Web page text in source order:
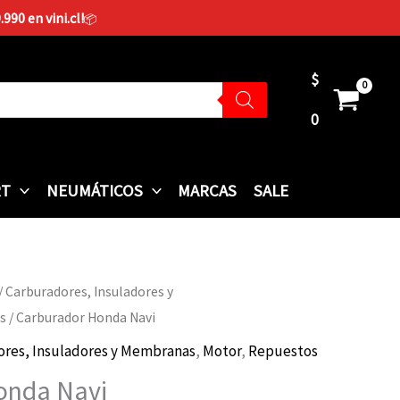
en vini.cl!📦
$
0
NEUMÁTICOS MARCAS SALE
/Carburadores, Insuladores y
/ Carburador Honda Navi
Insuladores y Membranas, Motor, Repuestos
Navi